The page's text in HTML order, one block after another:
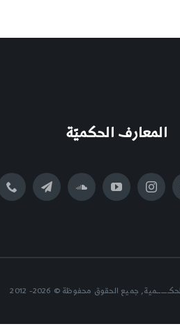
المعارف الحكميّة
جميع الحقوق محفوظة © 2026- 2012